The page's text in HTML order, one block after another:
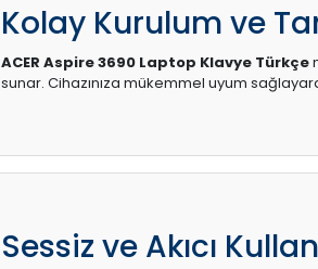
Kolay Kurulum ve
ACER Aspire 3690 Laptop Klavye Türkçe
sunar. Cihazınıza mükemmel uyum
Sessiz ve Akıcı